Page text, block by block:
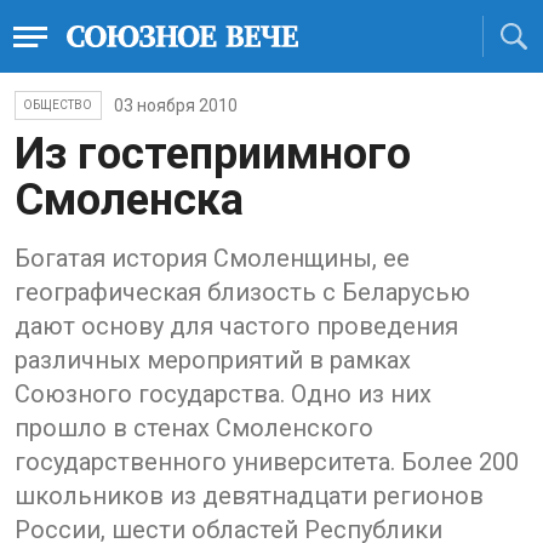
ОБЩЕСТВО 03 ноября 2010
Из гостеприимного
Смоленска
Богатая история Смоленщины, ее
географическая близость с Беларусью
дают основу для частого проведения
различных мероприятий в рамках
Союзного государства. Одно из них
прошло в стенах Смоленского
государственного университета. Более 200
школьников из девятнадцати регионов
России, шести областей Республики